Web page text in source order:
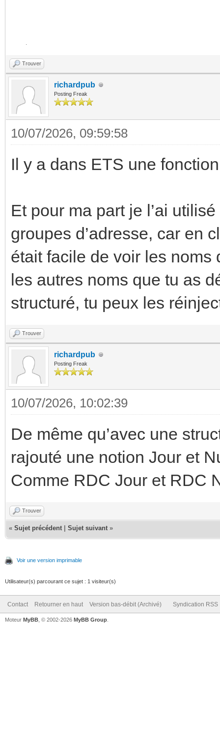
Trouver
richardpub
Posting Freak
10/07/2026, 09:59:58
Il y a dans ETS une
Et pour ma part je l’ai
groupes d’adresse, car en
était facile de voir les
les autres noms que tu as
structuré, tu peux les
Trouver
richardpub
Posting Freak
10/07/2026, 10:02:39
De même qu’avec une
rajouté une notion Jour et
Comme RDC Jour et RDC
Trouver
« Sujet précédent Sujet suivant »
Voir une version imprimable
Utilisateur(s) parcourant ce sujet : 1 visiteur(s)
Contact Retourner en haut Version bas-débit (Archivé) Syndication RSS
Moteur MyBB , © 2002-2026 MyBB Group